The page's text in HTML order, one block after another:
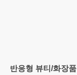
반응형 뷰티/화장품